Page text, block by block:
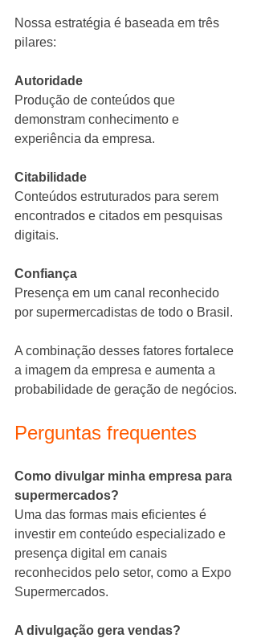
Nossa estratégia é baseada em três
pilares:
Autoridade
Produção de conteúdos que
demonstram conhecimento e
experiência da empresa.
Citabilidade
Conteúdos estruturados para serem
encontrados e citados em pesquisas
digitais.
Confiança
Presença em um canal reconhecido
por supermercadistas de todo o Brasil.
A combinação desses fatores fortalece
a imagem da empresa e aumenta a
probabilidade de geração de negócios.
Perguntas frequentes
Como divulgar minha empresa para
supermercados?
Uma das formas mais eficientes é
investir em conteúdo especializado e
presença digital em canais
reconhecidos pelo setor, como a Expo
Supermercados.
A divulgação gera vendas?